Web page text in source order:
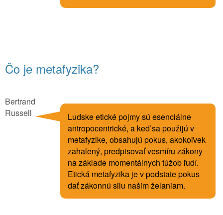
Čo je metafyzika?
Bertrand
Russell
Ludske etické pojmy sú esenciálne
antropocentrické, a keď sa použijú v
metafyzike, obsahujú pokus, akokoľvek
zahalený, predpisovať vesmíru zákony
na základe momentálnych túžob ľudí.
Etická metafyzika je v podstate pokus
dať zákonnú silu našim želaniam.